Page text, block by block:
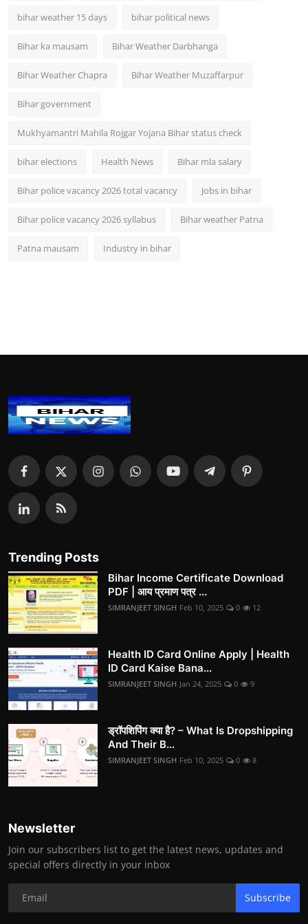
bihar weather 15 days bihar political news
Bihar ka mausam Bihar Weather Darbhanga
Bihar Weather Chapra Bihar Weather Muzaffarpur
Bihar government
Mukhyamantri Mahila Rojgar Yojana Bihar status check
bihar elections Health News Bihar mla salary
Bihar police vacancy 2026 total vacancy Jobs in bihar
Bihar police vacancy 2026 syllabus Bihar weather Patna
Patna mausam Industry in bihar
Trending Posts
Bihar Income Certificate Download
PDF | आय प्रमाण पत्र ...
SIMRANJEET SINGH Feb 10, 2025 0 12
Health ID Card Online Apply | Health
ID Card Kaise Bana...
SIMRANJEET SINGH Jan 24, 2025 0 9
ड्रॉपशिपिंग क्या है? – What Is Dropshipping
And Their B...
SIMRANJEET SINGH Feb 10, 2025 0 8
Newsletter
Join our subscribers list to get the latest news, updates and
special offers directly in your inbox
Subscribe